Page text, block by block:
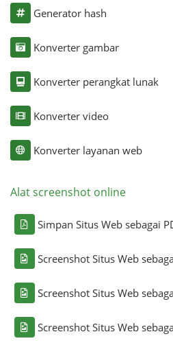
Generator hash
Konverter gambar
Konverter perangkat lunak
Konverter video
Konverter layanan web
Alat screenshot online
Simpan Situs Web sebagai
Screenshot Situs Web
Screenshot Situs Web
Screenshot Situs Web